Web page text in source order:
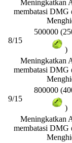
Meningkatkan
membatasi DMG
8/15
500000
)
Meningkatkan
membatasi DMG
9/15
800000
)
Meningkatkan
membatasi DMG